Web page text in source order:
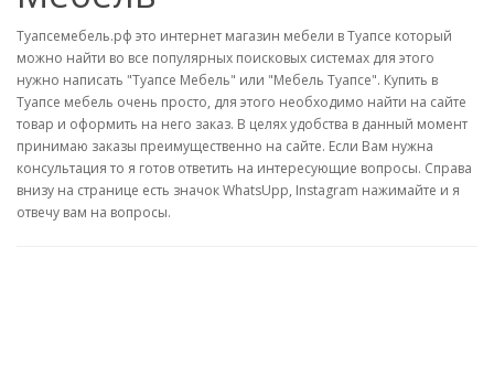
Туапсемебель.рф это интернет магазин мебели в Туапсе который
можно найти во все популярных поисковых системах для этого
нужно написать "Туапсе Мебель" или "Мебель Туапсе". Купить в
Туапсе мебель очень просто, для этого необходимо найти на сайте
товар и оформить на него заказ. В целях удобства в данный момент
принимаю заказы преимущественно на сайте. Если Вам нужна
консультация то я готов ответить на интересующие вопросы. Справа
внизу на странице есть значок WhatsUpp, Instagram нажимайте и я
отвечу вам на вопросы.